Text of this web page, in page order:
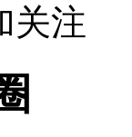
关注